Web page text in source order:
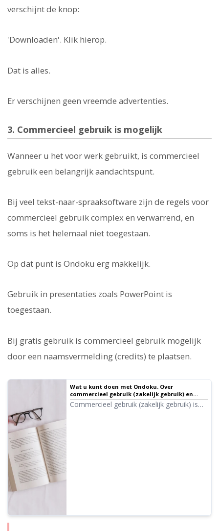
verschijnt de knop:
'Downloaden'. Klik hierop.
Dat is alles.
Er verschijnen geen vreemde advertenties.
3. Commercieel gebruik is mogelijk
Wanneer u het voor werk gebruikt, is commercieel
gebruik een belangrijk aandachtspunt.
Bij veel tekst-naar-spraaksoftware zijn de regels voor
commercieel gebruik complex en verwarrend, en
soms is het helemaal niet toegestaan.
Op dat punt is Ondoku erg makkelijk.
Gebruik in presentaties zoals PowerPoint is
toegestaan.
Bij gratis gebruik is commercieel gebruik mogelijk
door een naamsvermelding (credits) te plaatsen.
Wat u kunt doen met Ondoku. Over
commercieel gebruik (zakelijk gebruik) en
verboden handelingen. | Tekst-naar-spraak
software Ondoku
Commercieel gebruik (zakelijk gebruik) is